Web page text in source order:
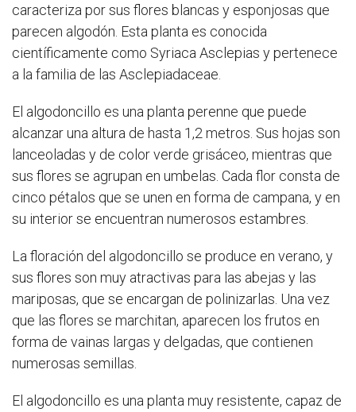
caracteriza por sus flores blancas y esponjosas que
parecen algodón. Esta planta es conocida
científicamente como Syriaca Asclepias y pertenece
a la familia de las Asclepiadaceae.
El algodoncillo es una planta perenne que puede
alcanzar una altura de hasta 1,2 metros. Sus hojas son
lanceoladas y de color verde grisáceo, mientras que
sus flores se agrupan en umbelas. Cada flor consta de
cinco pétalos que se unen en forma de campana, y en
su interior se encuentran numerosos estambres.
La floración del algodoncillo se produce en verano, y
sus flores son muy atractivas para las abejas y las
mariposas, que se encargan de polinizarlas. Una vez
que las flores se marchitan, aparecen los frutos en
forma de vainas largas y delgadas, que contienen
numerosas semillas.
El algodoncillo es una planta muy resistente, capaz de